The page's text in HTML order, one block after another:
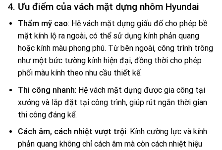
4. Ưu điểm của vách mặt dựng nhôm Hyundai
Thẩm mỹ cao: Hệ vách mặt dựng giấu đố cho phép bề
mặt kính lộ ra ngoài, có thể sử dụng kính phản quang
hoặc kính màu phong phú. Từ bên ngoài, công trình trông
như một bức tường kính hiện đại, đồng thời cho phép
phối màu kính theo nhu cầu thiết kế.
Thi công nhanh: Hệ vách mặt dựng được gia công tại
xưởng và lắp đặt tại công trình, giúp rút ngắn thời gian
thi công đáng kể.
Cách âm, cách nhiệt vượt trội: Kính cường lực và kính
phản quang không chỉ cách âm mà còn cách nhiệt hiệu